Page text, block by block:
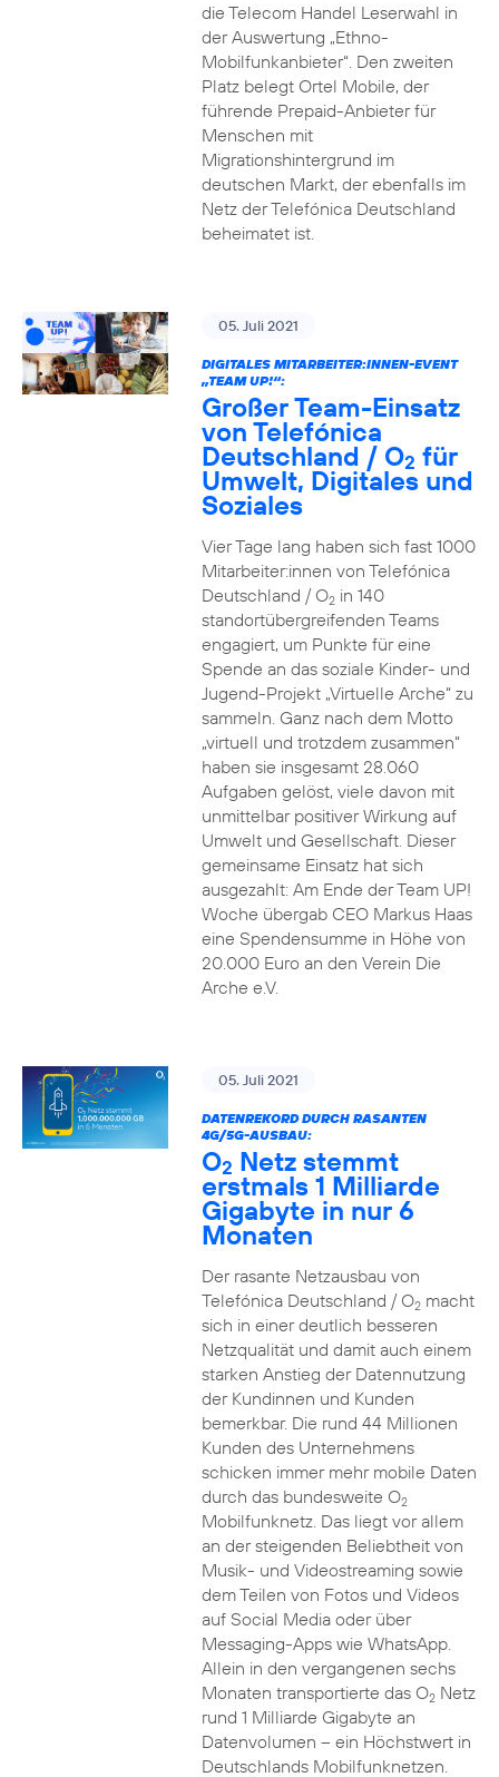
die Telecom Handel Leserwahl in
der Auswertung „Ethno-
Mobilfunkanbieter“. Den zweiten
Platz belegt Ortel Mobile, der
führende Prepaid-Anbieter für
Menschen mit
Migrationshintergrund im
deutschen Markt, der ebenfalls im
Netz der Telefónica Deutschland
beheimatet ist.
05. Juli 2021
DIGITALES MITARBEITER:INNEN-EVENT
„TEAM UP!“:
Großer Team-Einsatz
von Telefónica
Deutschland / O2 für
Umwelt, Digitales und
Soziales
Vier Tage lang haben sich fast 1000
Mitarbeiter:innen von Telefónica
Deutschland / O2in 140
standortübergreifenden Teams
engagiert, um Punkte für eine
Spende an das soziale Kinder- und
Jugend-Projekt „Virtuelle Arche“ zu
sammeln. Ganz nach dem Motto
„virtuell und trotzdem zusammen“
haben sie insgesamt 28.060
Aufgaben gelöst, viele davon mit
unmittelbar positiver Wirkung auf
Umwelt und Gesellschaft. Dieser
gemeinsame Einsatz hat sich
ausgezahlt: Am Ende der Team UP!
Woche übergab CEO Markus Haas
eine Spendensumme in Höhe von
20.000 Euro an den Verein Die
Arche e.V.
05. Juli 2021
DATENREKORD DURCH RASANTEN
4G/5G-AUSBAU:
O2 Netz stemmt
erstmals 1 Milliarde
Gigabyte in nur 6
Monaten
Der rasante Netzausbau von
Telefónica Deutschland / O2macht
sich in einer deutlich besseren
Netzqualität und damit auch einem
starken Anstieg der Datennutzung
der Kundinnen und Kunden
bemerkbar. Die rund 44 Millionen
Kunden des Unternehmens
schicken immer mehr mobile Daten
durch das bundesweite O2
Mobilfunknetz. Das liegt vor allem
an der steigenden Beliebtheit von
Musik- und Videostreaming sowie
dem Teilen von Fotos und Videos
auf Social Media oder über
Messaging-Apps wie WhatsApp.
Allein in den vergangenen sechs
Monaten transportierte das O2Netz
rund 1 Milliarde Gigabyte an
Datenvolumen – ein Höchstwert in
Deutschlands Mobilfunknetzen.